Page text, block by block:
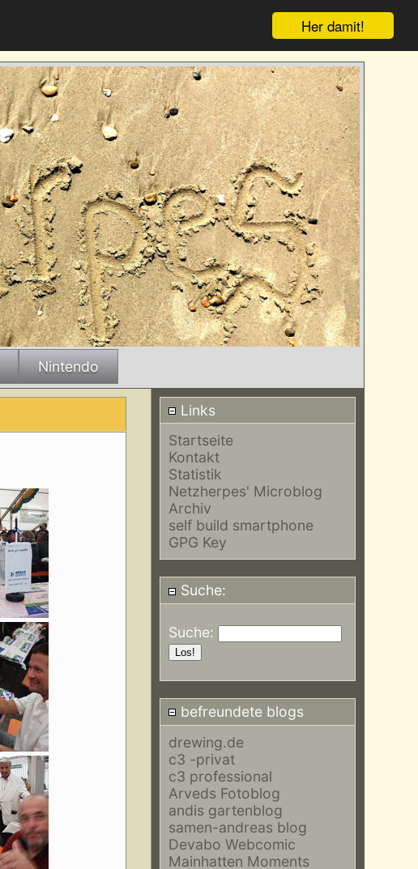
Her damit!
Nintendo
Links
Startseite
Kontakt
Statistik
Netzherpes' Microblog
Archiv
self build smartphone
GPG Key
Suche:
Suche:
befreundete blogs
drewing.de
c3 -privat
c3 professional
Arveds Fotoblog
andis gartenblog
samen-andreas blog
Devabo Webcomic
Mainhatten Moments